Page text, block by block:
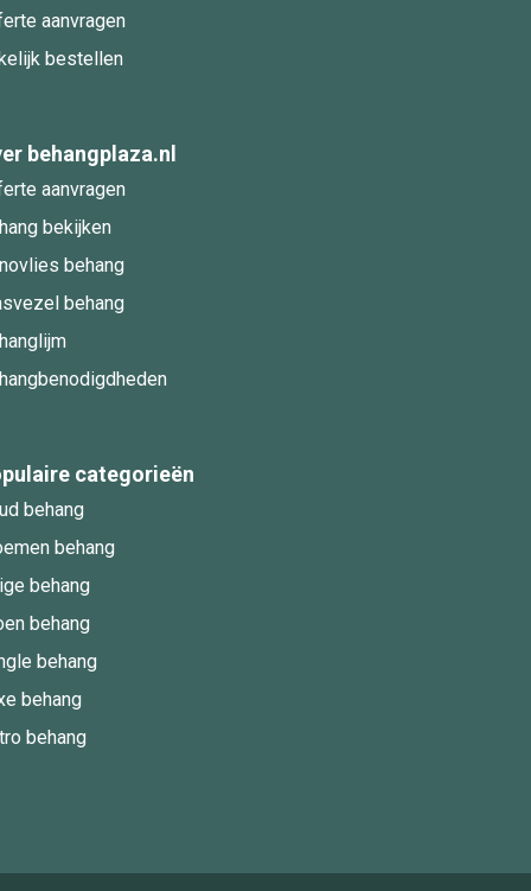
aanvragen
bestellen
behangplaza.nl
aanvragen
bekijken
behang
behang
categorieën
behang
behang
behang
behang
behang
behang
behang